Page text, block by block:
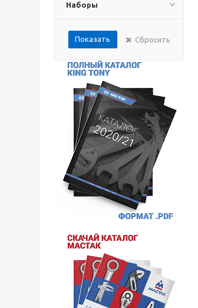
Наборы
Показать Сбросить